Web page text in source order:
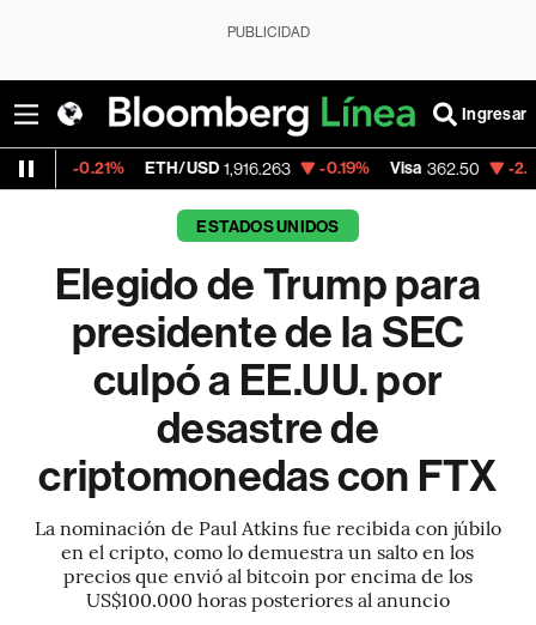
PUBLICIDAD
Ingresar
ETH/USD 1,916.263 -0.19% Visa 362.50 -2.15%
ESTADOS UNIDOS
Elegido de Trump para
presidente de la SEC
culpó a EE.UU. por
desastre de
criptomonedas con FTX
La nominación de Paul Atkins fue recibida con júbilo
en el cripto, como lo demuestra un salto en los
precios que envió al bitcoin por encima de los
US$100.000 horas posteriores al anuncio